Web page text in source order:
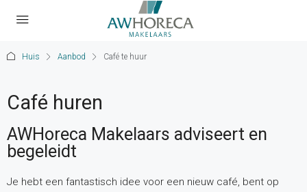
Huis Aanbod Café te huur
Café huren
AWHoreca Makelaars adviseert en
begeleidt
Je hebt een fantastisch idee voor een nieuw café, bent op